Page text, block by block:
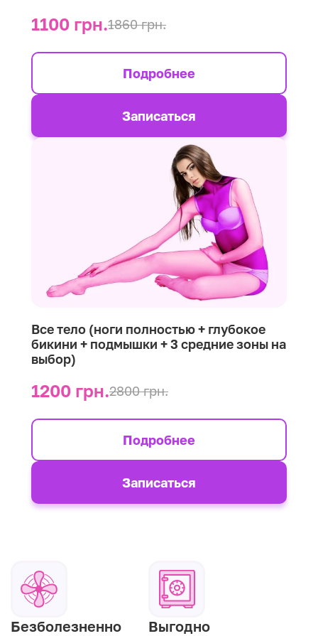
1100 грн.1860 грн.
Подробнее
Записаться
Все тело (ноги полностью + глубокое
бикини + подмышки + 3 средние зоны на
выбор)
1200 грн.2800 грн.
Подробнее
Записаться
Безболезненно Выгодно